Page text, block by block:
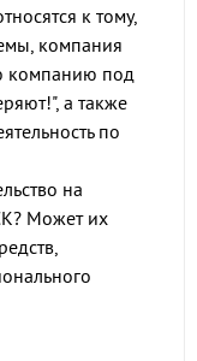
к тому,
компания
компанию под
а также
по
на
Может их